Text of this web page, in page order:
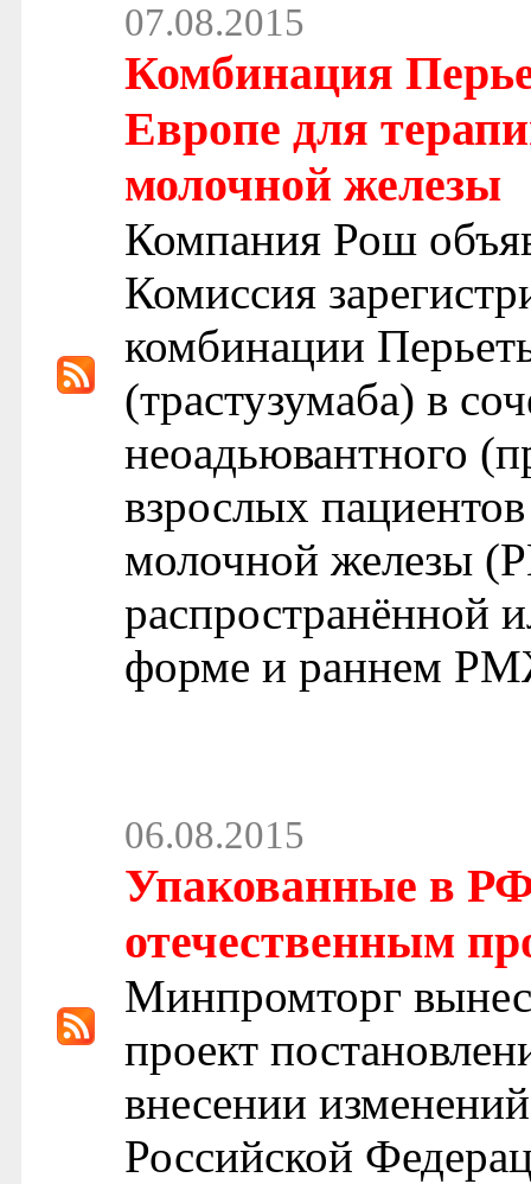
07.08.2015
Комбинация
Европе для
молочной железы
Компания Рош
Комиссия
комбинации
(трастузумаба) в
неоадьювантного
взрослых
молочной железы
распространённой
форме и раннем
06.08.2015
Упакованные в РФ
отечественным
Минпромторг
проект
внесении
Российской